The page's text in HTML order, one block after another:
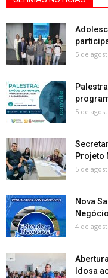
5 de
5 de
Projeto
5 de
Nova
4 de
Idosa